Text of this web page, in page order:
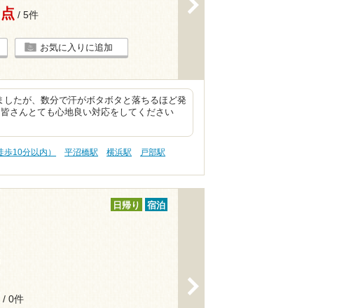
/ 5件
お気に入りに追加
たが、数分で汗がボタボタと落ちるほど発
さんとても心地良い対応をしてください
10分以内） 平沼橋駅 横浜駅
戸部駅
日帰り 宿泊
/ 0件